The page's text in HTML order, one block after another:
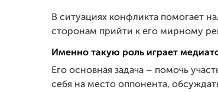
В ситуациях конфликта помогает
сторонам прийти к его мирному
Именно такую роль играет
Его основная задача – помочь
себя на место оппонента,